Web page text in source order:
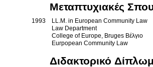
Μεταπτυχιακές
1993
LL.M. in European Community Law
Law Department
College of Europe, Bruges Βέλγιο
Eurpopean Community Law
Διδακτορικό